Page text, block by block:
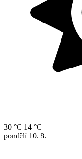
30 °C 14 °C
pondělí 10. 8.